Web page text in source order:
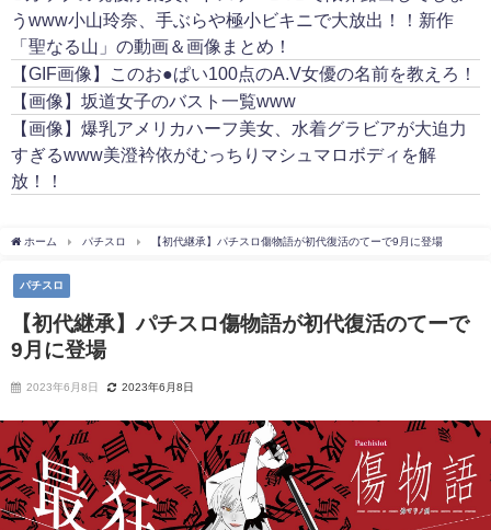
うwww小山玲奈、手ぶらや極小ビキニで大放出！！新作
「聖なる山」の動画＆画像まとめ！
【GIF画像】このお●ぱい100点のA.V女優の名前を教えろ！
【画像】坂道女子のバスト一覧www
【画像】爆乳アメリカハーフ美女、水着グラビアが大迫力
すぎるwww美澄衿依がむっちりマシュマロボディを解
放！！
ホーム パチスロ 【初代継承】パチスロ傷物語が初代復活のてーで9月に登場
パチスロ
【初代継承】パチスロ傷物語が初代復活のてーで
9月に登場
2023年6月8日 2023年6月8日